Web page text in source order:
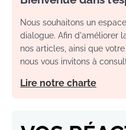
Nous souhaitons un
dialogue. Afin d'améliorer
nos articles, ainsi que
nous vous invitons à
Lire notre charte